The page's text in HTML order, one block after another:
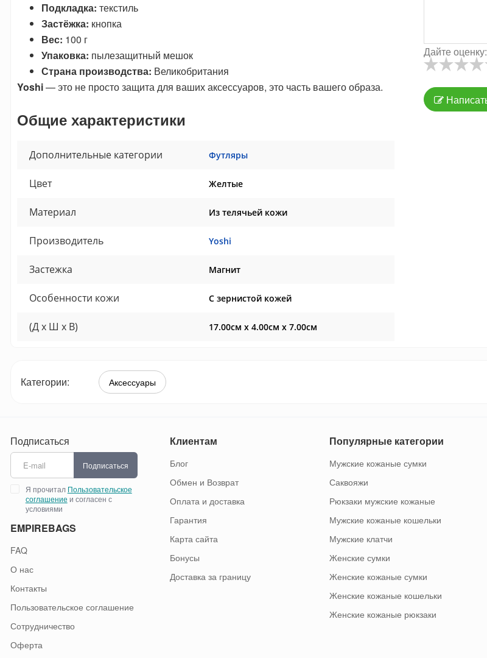
Подкладка: текстиль
Застёжка: кнопка
Вес: 100 г
Упаковка: пылезащитный мешок
Страна производства: Великобритания
Yoshi— это не просто защита для ваших аксессуаров, это часть вашего образа.
Общие характеристики
Дополнительные категории Футляры
Цвет Желтые
Материал Из телячьей кожи
Производитель Yoshi
Застежка Магнит
Особенности кожи С зернистой кожей
(Д x Ш x В) 17.00см x 4.00см x 7.00см
Дайте оценку:
Категории: Аксессуары
Подписаться
Подписаться
Я прочитал Пользовательское
соглашение и согласен с
условиями
EMPIREBAGS
FAQ
О нас
Контакты
Пользовательское соглашение
Сотрудничество
Оферта
Клиентам
Блог
Обмен и Возврат
Оплата и доставка
Гарантия
Карта сайта
Бонусы
Доставка за границу
Популярные категории
Мужские кожаные сумки
Саквояжи
Рюкзаки мужские кожаные
Мужские кожаные кошельки
Мужские клатчи
Женские сумки
Женские кожаные сумки
Женские кожаные кошельки
Женские кожаные рюкзаки